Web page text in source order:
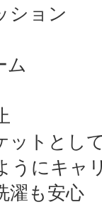
ション
ム
ットとし
うにキ
濯も安心